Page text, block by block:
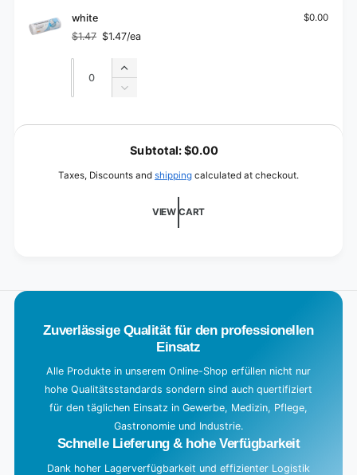
white
Regular
price
$1.47
Sale
price
$1.47/ea
$0.00
Quantity
Increase
quantity
Decrease
for
L
Subtotal:$0.00
Taxes, Discounts and shipping calculated at checkout.
VIEW CART
Zuverlässige Qualität für den professionellen
Einsatz
Alle Produkte in unserem Online-Shop erfüllen nicht nur
hohe Qualitätsstandards sondern sind auch quertifiziert
für den täglichen Einsatz in Gewerbe, Medizin, Pflege,
Gastronomie und Industrie.
Schnelle Lieferung & hohe Verfügbarkeit
Dank hoher Lagerverfügbarkeit und effizienter Logistik